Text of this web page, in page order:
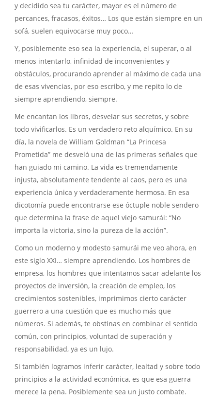
y decidido sea tu carácter, mayor es el número de
percances, fracasos, éxitos… Los que están siempre en un
sofá, suelen equivocarse muy poco…
Y, posiblemente eso sea la experiencia, el superar, o al
menos intentarlo, infinidad de inconvenientes y
obstáculos, procurando aprender al máximo de cada una
de esas vivencias, por eso escribo, y me repito lo de
siempre aprendiendo, siempre.
Me encantan los libros, desvelar sus secretos, y sobre
todo vivificarlos. Es un verdadero reto alquímico. En su
día, la novela de William Goldman “La Princesa
Prometida” me desveló una de las primeras señales que
han guiado mi camino. La vida es tremendamente
injusta, absolutamente tendente al caos, pero es una
experiencia única y verdaderamente hermosa. En esa
dicotomía puede encontrarse ese óctuple noble sendero
que determina la frase de aquel viejo samurái: “No
importa la victoria, sino la pureza de la acción”.
Como un moderno y modesto samurái me veo ahora, en
este siglo XXI… siempre aprendiendo. Los hombres de
empresa, los hombres que intentamos sacar adelante los
proyectos de inversión, la creación de empleo, los
crecimientos sostenibles, imprimimos cierto carácter
guerrero a una cuestión que es mucho más que
números. Si además, te obstinas en combinar el sentido
común, con principios, voluntad de superación y
responsabilidad, ya es un lujo.
Si también logramos inferir carácter, lealtad y sobre todo
principios a la actividad económica, es que esa guerra
merece la pena. Posiblemente sea un justo combate.